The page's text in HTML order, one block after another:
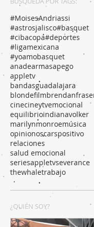
#MoisesAndriassi
#astrosjalisco#basquet
#cibacopa#deportes
#ligamexicana
#yoamobasquet
anadearmasapego
appletv
bandasguadalajara
blondefilm
cinecineytvemocional
equilibrioindianavolker
marilynmonroemúsica
opinionoscarspositivo
relaciones
salud emocional
seriesappletvseverance
thewhaletrabajo
¿QUIÉN SOY?